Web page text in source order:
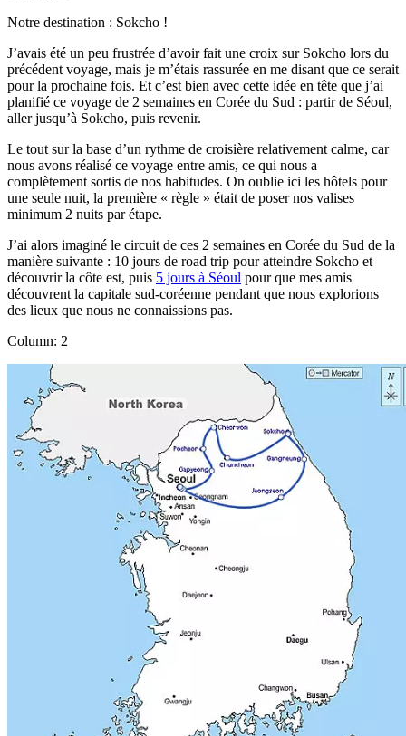
Notre destination : Sokcho !
J’avais été un peu frustrée d’avoir fait une croix sur Sokcho lors du
précédent voyage, mais je m’étais rassurée en me disant que ce serait
pour la prochaine fois. Et c’est bien avec cette idée en tête que j’ai
planifié ce voyage de 2 semaines en Corée du Sud : partir de Séoul,
aller jusqu’à Sokcho, puis revenir.
Le tout sur la base d’un rythme de croisière relativement calme, car
nous avons réalisé ce voyage entre amis, ce qui nous a
complètement sortis de nos habitudes. On oublie ici les hôtels pour
une seule nuit, la première « règle » était de poser nos valises
minimum 2 nuits par étape.
J’ai alors imaginé le circuit de ces 2 semaines en Corée du Sud de la
manière suivante : 10 jours de road trip pour atteindre Sokcho et
découvrir la côte est, puis 5 jours à Séoul pour que mes amis
découvrent la capitale sud-coréenne pendant que nous explorions
des lieux que nous ne connaissions pas.
Column: 2